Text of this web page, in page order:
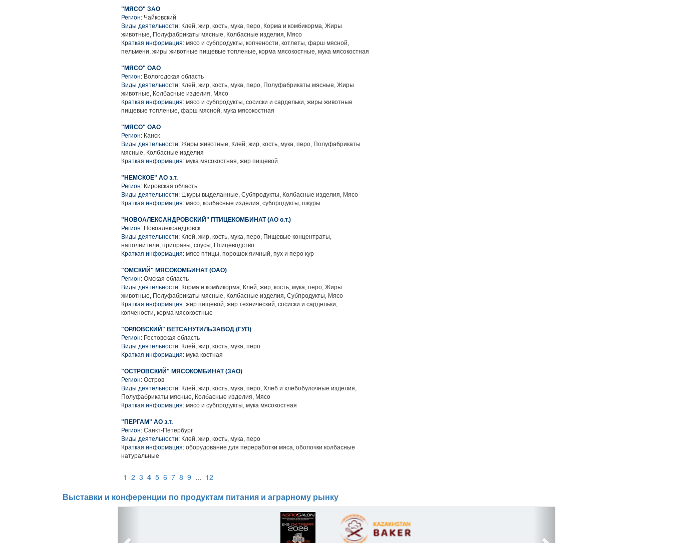
"МЯСО" ЗАО
Регион: Чайковский
Виды деятельности: Клей, жир, кость, мука, перо, Корма и комбикорма, Жиры
животные, Полуфабрикаты мясные, Колбасные изделия, Мясо
Краткая информация: мясо и субпродукты, копчености, котлеты, фарш мясной,
пельмени, жиры животные пищевые топленые, корма мясокостные, мука мясокостная
"МЯСО" ОАО
Регион: Вологодская область
Виды деятельности: Клей, жир, кость, мука, перо, Полуфабрикаты мясные, Жиры
животные, Колбасные изделия, Мясо
Краткая информация: мясо и субпродукты, сосиски и сардельки, жиры животные
пищевые топленые, фарш мясной, мука мясокостная
"МЯСО" ОАО
Регион: Канск
Виды деятельности: Жиры животные, Клей, жир, кость, мука, перо, Полуфабрикаты
мясные, Колбасные изделия
Краткая информация: мука мясокостная, жир пищевой
"НЕМСКОЕ" АО з.т.
Регион: Кировская область
Виды деятельности: Шкуры выделанные, Субпродукты, Колбасные изделия, Мясо
Краткая информация: мясо, колбасные изделия, субпродукты, шкуры
"НОВОАЛЕКСАНДРОВСКИЙ" ПТИЦЕКОМБИНАТ (АО о.т.)
Регион: Новоалександровск
Виды деятельности: Клей, жир, кость, мука, перо, Пищевые концентраты,
наполнители, приправы, соусы, Птицеводство
Краткая информация: мясо птицы, порошок яичный, пух и перо кур
"ОМСКИЙ" МЯСОКОМБИНАТ (ОАО)
Регион: Омская область
Виды деятельности: Корма и комбикорма, Клей, жир, кость, мука, перо, Жиры
животные, Полуфабрикаты мясные, Колбасные изделия, Субпродукты, Мясо
Краткая информация: жир пищевой, жир технический, сосиски и сардельки,
копчености, корма мясокостные
"ОРЛОВСКИЙ" ВЕТСАНУТИЛЬЗАВОД (ГУП)
Регион: Ростовская область
Виды деятельности: Клей, жир, кость, мука, перо
Краткая информация: мука костная
"ОСТРОВСКИЙ" МЯСОКОМБИНАТ (ЗАО)
Регион: Остров
Виды деятельности: Клей, жир, кость, мука, перо, Хлеб и хлебобулочные изделия,
Полуфабрикаты мясные, Колбасные изделия, Мясо
Краткая информация: мясо и субпродукты, мука мясокостная
"ПЕРГАМ" АО з.т.
Регион: Санкт-Петербург
Виды деятельности: Клей, жир, кость, мука, перо
Краткая информация: оборудование для переработки мяса, оболочки колбасные
натуральные
1 2 3 4 5 6 7 8 9 ... 12
Выставки и конференции по продуктам питания и аграрному рынку